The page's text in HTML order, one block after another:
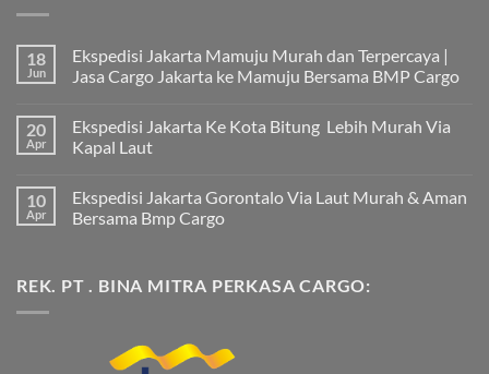
18
Jun
Ekspedisi Jakarta Mamuju Murah dan Terpercaya |
Jasa Cargo Jakarta ke Mamuju Bersama BMP Cargo
komentar
pada
Ekspedisi
Murah
dan
Terpercaya
Jakarta
ke
20
Apr
Ekspedisi Jakarta Ke Kota Bitung Lebih Murah Via
Kapal Laut
komentar
pada
Ekspedisi
Bitung
Lebih
10
Apr
Ekspedisi Jakarta Gorontalo Via Laut Murah & Aman
Bersama Bmp Cargo
pada
Ekspedisi
REK. PT . BINA MITRA PERKASA CARGO: